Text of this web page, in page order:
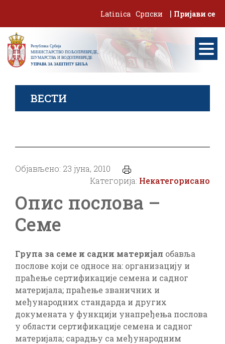
content
Latinica Српски | Пријави се
ВЕСТИ
Објављено: 23 јуна, 2010
Категорија: Некатегорисано
Опис послова –
Семе
Група за семе и садни материјал обавља
послове који се односе на: организацију и
праћење сертификације семена и садног
материјала; праћење званичних и
међународних стандарда и других
докумената у функцији унапређења послова
у области сертификације семена и садног
материјала; сарадњу са међународним